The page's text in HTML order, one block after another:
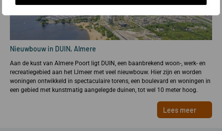
Nieuwbouw in DUIN, Almere
Aan de kust van Almere Poort ligt DUIN, een baanbrekend woon-, werk- en
recreatiegebied aan het IJmeer met veel nieuwbouw. Hier zijn en worden
woningen ontwikkeld in spectaculaire torens, een boulevard en woningen in
een gebied met kunstmatig aangelegde duinen, tot wel 10 meter hoog.
Lees meer